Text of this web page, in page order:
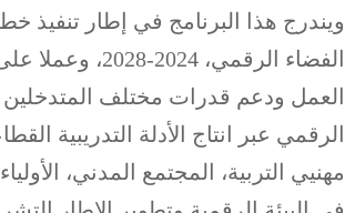
ويندرج هذا البرنامج في إطار تنفيذ
الفضاء
العمل ودعم قدرات مختلف
الرقمي عبر انتاج الأدلة التدريبية
مهنيي التربية، المجتمع المدني،